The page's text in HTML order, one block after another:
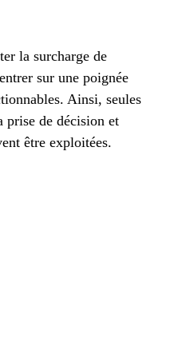
la surcharge de
sur une poignée
Ainsi, seules
prise de décision et
être exploitées.